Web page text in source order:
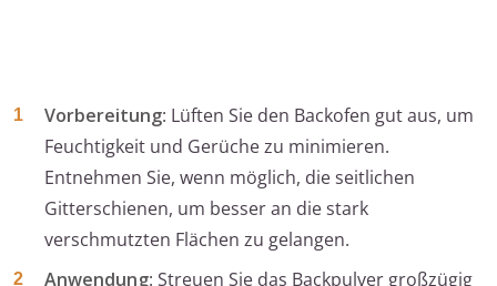
Vorbereitung: Lüften Sie den Backofen gut aus, um
Feuchtigkeit und Gerüche zu minimieren.
Entnehmen Sie, wenn möglich, die seitlichen
Gitterschienen, um besser an die stark
verschmutzten Flächen zu gelangen.
Anwendung: Streuen Sie das Backpulver großzügig